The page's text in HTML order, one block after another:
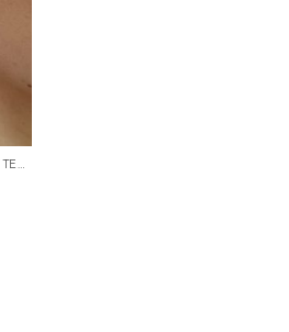
BOUCLES D OREILLES CHIC ET TENDANCE